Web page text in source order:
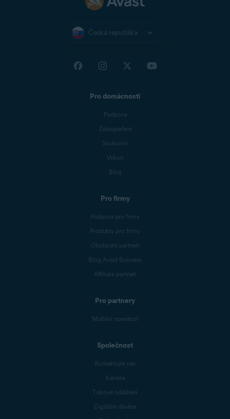
Česká republika
Pro domácnosti
Podpora
Zabezpečení
Soukromí
Výkon
Blog
Pro firmy
Podpora pro firmy
Produkty pro firmy
Obchodní partneři
Blog Avast Business
Affiliate partneři
Pro partnery
Mobilní operátoři
Společnost
Kontaktujte nás
Kariéra
Tiskové oddělení
Digitální důvěra